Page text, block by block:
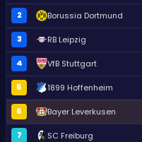
2 Borussia Dortmund
3 RB Leipzig
4 VfB Stuttgart
5 1899 Hoffenheim
6 Bayer Leverkusen
7 SC Freiburg